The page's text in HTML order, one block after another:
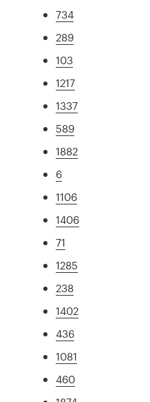
734
289
103
1217
1337
589
1882
6
1106
1406
71
1285
238
1402
436
1081
460